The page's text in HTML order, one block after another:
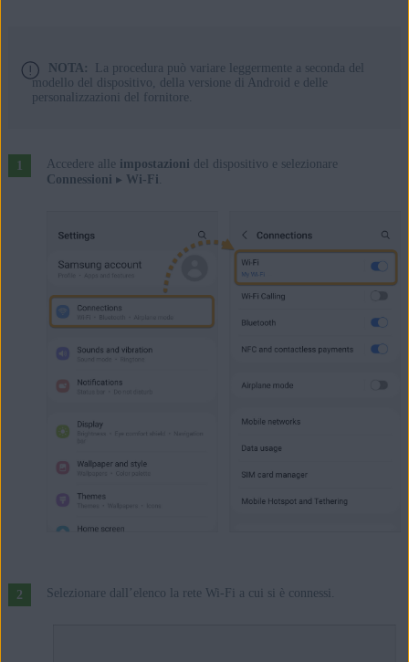
NOTA:
La procedura può variare leggermente a seconda del
modello del dispositivo, della versione di Android e delle
personalizzazioni del fornitore.
Accedere alle impostazioni del dispositivo e selezionare
Connessioni ▸ Wi-Fi.
Selezionare dall’elenco la rete Wi-Fi a cui si è connessi.